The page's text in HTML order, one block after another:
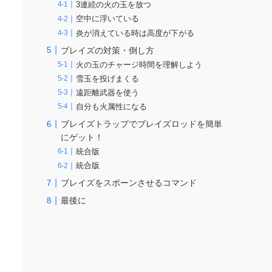
3連続の火の玉を放つ
空中に浮いている
炎が消えている時は高度が下がる
ブレイズの対策・倒し方
火の玉のチャージ時間を理解しよう
雪玉を投げまくる
遠距離武器を使う
自分も火属性になる
ブレイズトラップでブレイズロッドを簡単
にゲット！
統合版
統合版
ブレイズをスポーンさせるコマンド
最後に